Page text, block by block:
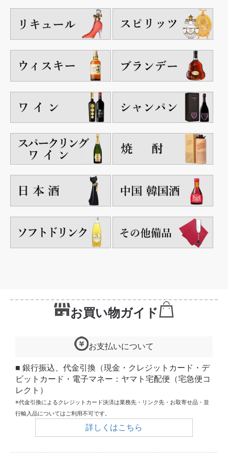
お買い物ガイド
お支払いについて
■ 銀行振込、代金引換（現金・クレジットカード・デ
ビットカード・電子マネー：ヤマト宅配便（宅急便コ
レクト）
※代金引換によるクレジットカード決済は業務先・リンク先・お取寄せ品・並
行輸入品についてはご利用不可です。
詳しくはこちら